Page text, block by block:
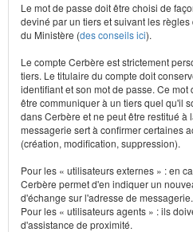
Le mot de passe doit être choisi de
deviné par un tiers et suivant les
du Ministère (des conseils ici).
Le compte Cerbère est strictement
tiers. Le titulaire du compte doit
identifiant et son mot de passe. Ce
être communiquer à un tiers quel qu'il
dans Cerbère et ne peut être restitué à
messagerie sert à confirmer certaines
(création, modification, suppression).
Pour les « utilisateurs externes » : en
Cerbère permet d'en indiquer un
d'échange sur l'adresse de messagerie.
Pour les « utilisateurs agents » : ils
d'assistance de proximité.